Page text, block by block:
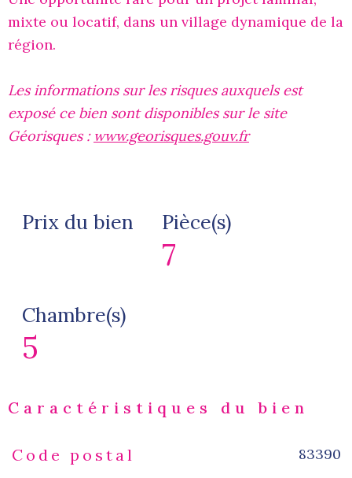
mixte ou locatif, dans un village dynamique de la
région.
Les informations sur les risques auxquels est
exposé ce bien sont disponibles sur le site
Géorisques : www.georisques.gouv.fr
Prix du bien Pièce(s)
7
Chambre(s)
5
Caractéristiques du bien
Caractéristiques
Code postal 83390